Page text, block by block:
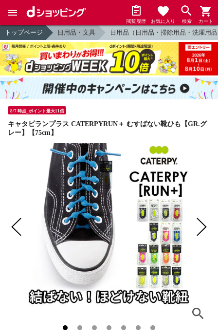
閲覧履歴 お気に入り 検索 カート
トップページ 日用品・文具 日用品（日用品・掃除用品・洗濯用
8/7 時点_ポイント最大11倍
キャタピランプラス CATERPYRUN＋ むすばない靴ひも【GR.グ
レー】【75cm】